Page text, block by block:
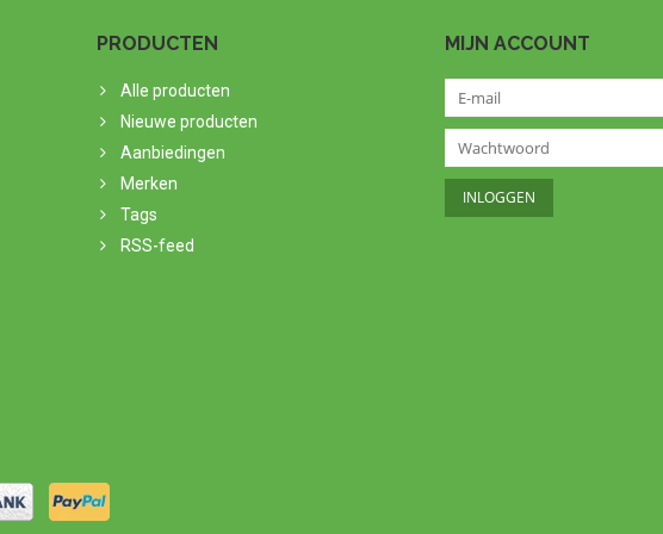
PRODUCTEN
Alle producten
Nieuwe producten
Aanbiedingen
Merken
Tags
RSS-feed
MIJN ACCOUNT